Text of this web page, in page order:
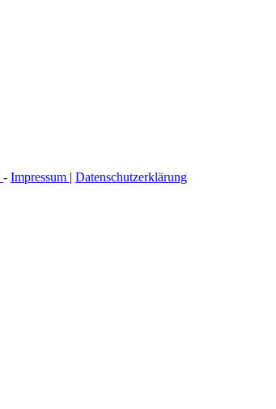
- Impressum | Datenschutzerklärung